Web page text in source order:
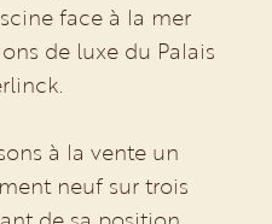
face à la mer
de luxe du Palais
à la vente un
neuf sur trois